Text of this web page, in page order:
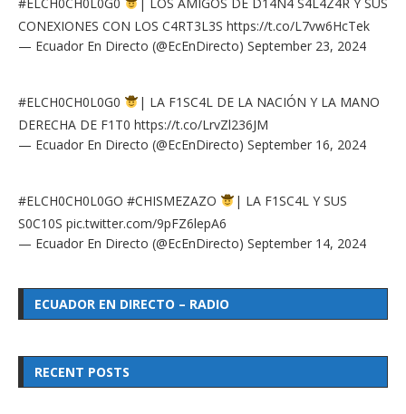
CONEXIONES CON LOS C4RT3L3S https://t.co/L7vw6HcTek
— Ecuador En Directo (@EcEnDirecto) September 23, 2024
#ELCH0CH0L0G0
| LA F1SC4L DE LA NACIÓN Y LA MANO
DERECHA DE F1T0 https://t.co/LrvZl236JM
— Ecuador En Directo (@EcEnDirecto) September 16, 2024
#ELCH0CH0L0GO #CHISMEZAZO
| LA F1SC4L Y SUS
S0C10S pic.twitter.com/9pFZ6lepA6
— Ecuador En Directo (@EcEnDirecto) September 14, 2024
ECUADOR EN DIRECTO – RADIO
RECENT POSTS